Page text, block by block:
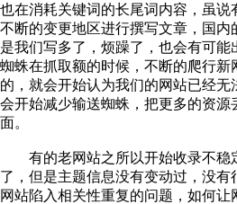
也在消耗关键词的长尾词内容，虽说
不断的变更地区进行撰写文章，国内
是我们写多了，烦躁了，也会有可
蜘蛛在抓取额的时候，不断的爬行新
的，就会开始认为我们的网站已经
会开始减少输送蜘蛛，把更多的资源
面。
有的老网站之所以开始收录不稳
了，但是主题信息没有变动过，没
网站陷入相关性重复的问题，如何